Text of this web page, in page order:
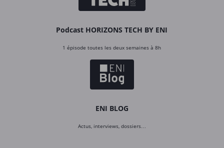
Podcast HORIZONS TECH BY ENI
1 épisode toutes les deux semaines à 8h
ENI BLOG
Actus, interviews, dossiers…